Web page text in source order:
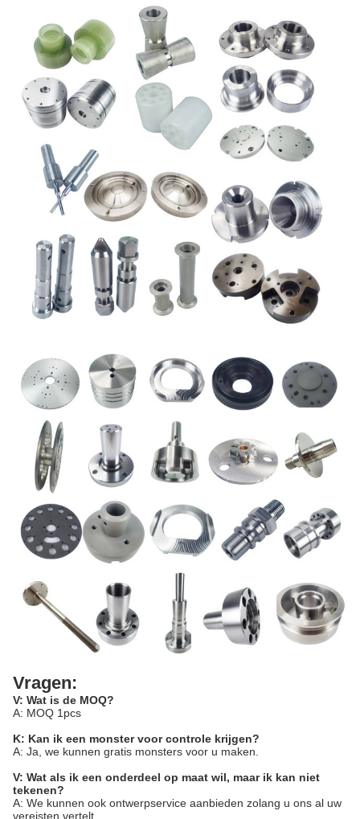
Vragen:
V: Wat is de MOQ?
A: MOQ 1pcs
K: Kan ik een monster voor controle krijgen?
A: Ja, we kunnen gratis monsters voor u maken.
V: Wat als ik een onderdeel op maat wil, maar ik kan niet
tekenen?
A: We kunnen ook ontwerpservice aanbieden zolang u ons al uw
vereisten vertelt.